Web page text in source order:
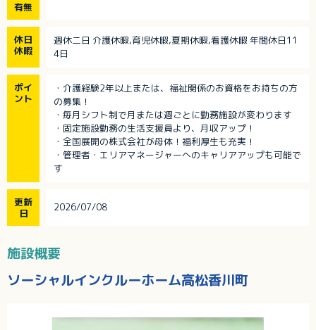
有無
休日
休暇
週休二日 介護休暇,育児休暇,夏期休暇,看護休暇 年間休日11
4日
ポイ
ント
・介護経験2年以上または、福祉関係のお資格をお持ちの方
の募集！
・毎月シフト制で月または週ごとに勤務施設が変わります
・固定施設勤務の生活支援員より、月収アップ！
・全国展開の株式会社が母体！福利厚生も充実！
・管理者・エリアマネージャーへのキャリアアップも可能で
す
更新
日
2026/07/08
施設概要
ソーシャルインクルーホーム高松香川町